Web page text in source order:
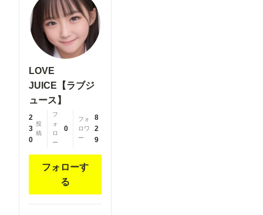
LOVE
JUICE【ラブジ
ュース】
2
3
0
投
稿
フ
ォ
ロ
ー
0
フォ
ロワ
ー
8
2
9
フォローす
る